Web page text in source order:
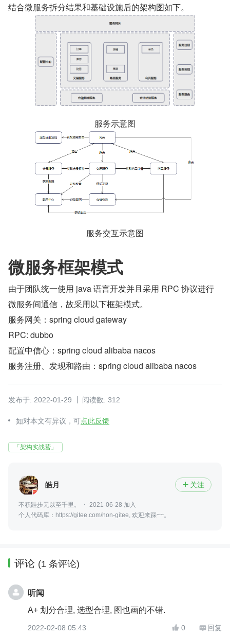
结合微服务拆分结果和基础设施后的架构图如下。
服务示意图
服务交互示意图
微服务框架模式
由于团队统一使用 java 语言开发并且采用 RPC 协议进行
微服务间通信，故采用以下框架模式。
服务网关：spring cloud gateway
RPC: dubbo
配置中信心：spring cloud alibaba nacos
服务注册、发现和路由：spring cloud alibaba nacos
发布于: 2022-01-29 阅读数: 312
如对本文有异议，可点此反馈
「架构实战营」
皓月  关注
不积跬步无以至千里。
2021-06-28 加入
个人代码库：https://gitee.com/hon-gitee, 欢迎来踩~~。
评论 (1 条评论)
听闻
A+ 划分合理, 选型合理, 图也画的不错.
2022-02-08 05:43  0  回复